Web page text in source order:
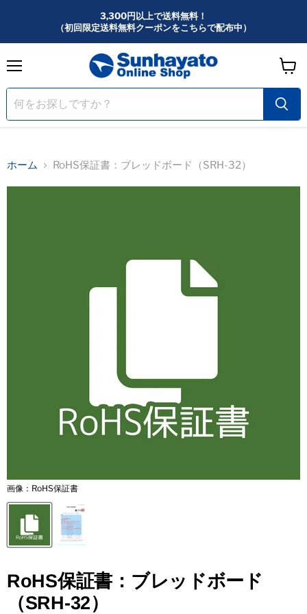
3,300円以上で送料無料！
（初回限定送料無料クーポンをこちらで配布中）
ニ
ュ
ー
ー
ト
を
ホーム RoHS保証書：ブレッドボード（SRH-32）
画像：RoHS保証書
RoHS保証書：ブレッドボード
（SRH-32）